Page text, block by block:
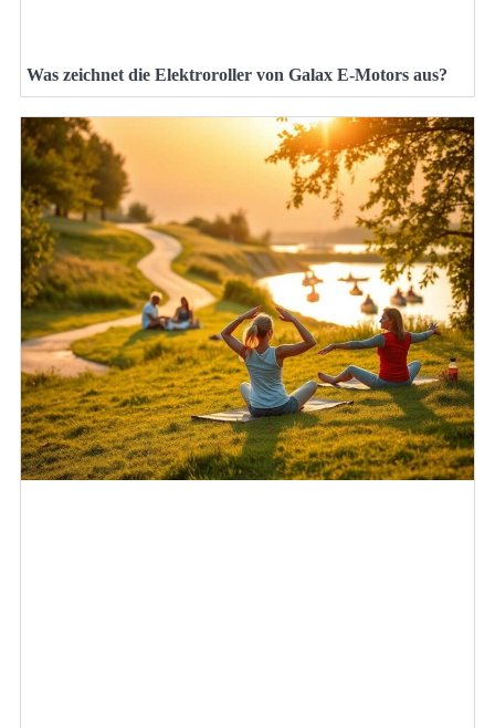
Was zeichnet die Elektroroller von Galax E-Motors aus?